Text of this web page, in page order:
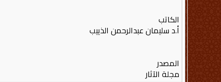
الكاتب
أ.د سليمان عبدالرحمن الذييب
المصدر
مجلة الآثار